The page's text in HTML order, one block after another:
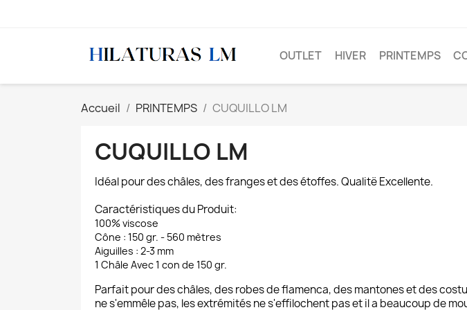
OUTLET HIVER PRINTEMPS
Accueil PRINTEMPS CUQUILLO LM
CUQUILLO LM
Idéal pour des châles, des franges et des étoffes. Qualitë Excellente.
Caractéristiques du Produit:
100% viscose
Cône : 150 gr. - 560 mètres
Aiguilles : 2-3 mm
1 Châle Avec 1 con de 150 gr.
Parfait pour des châles, des robes de flamenca, des mantones et des
ne s'emmêle pas, les extrémités ne s'effilochent pas et il a beaucoup de